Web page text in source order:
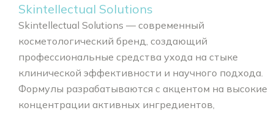
Skintellectual Solutions
Skintellectual Solutions — современный
косметологический бренд, создающий
профессиональные средства ухода на стыке
клинической эффективности и научного подхода.
Формулы разрабатываются с акцентом на высокие
концентрации активных ингредиентов,